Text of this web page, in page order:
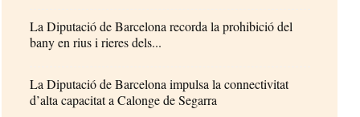
La Diputació de Barcelona recorda la prohibició del
bany en rius i rieres dels...
La Diputació de Barcelona impulsa la connectivitat
d’alta capacitat a Calonge de Segarra